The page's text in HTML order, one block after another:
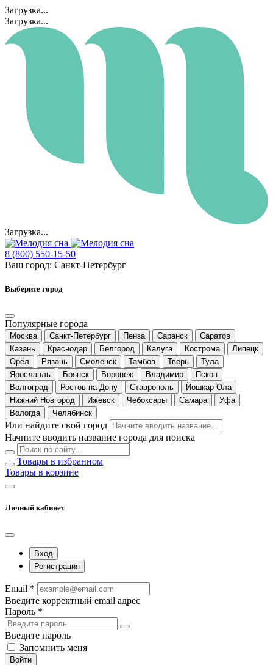
Загрузка...
Загрузка...
Загрузка...
8 (800) 550-15-50
Ваш город: Санкт-Петербург
Выберите город
Популярные города
Москва Санкт-Петербург Пенза Саранск
Саратов
Казань
Краснодар Белгород Калуга Кострома
Липецк
Орёл
Рязань Смоленск Тамбов Тверь
Тула
Ярославль
Брянск Воронеж Владимир
Псков
Волгоград
Ростов-на-Дону Ставрополь
Йошкар-Ола
Нижний Новгород
Ижевск Чебоксары Самара
Уфа
Вологда
Челябинск
Или найдите свой город
Начните вводить название города для поиска
Товары в избранном
Товары в корзине
Личный кабинет
Вход
Регистрация
Email *
Введите корректный email адрес
Пароль *
Введите пароль
Запомнить меня
Войти